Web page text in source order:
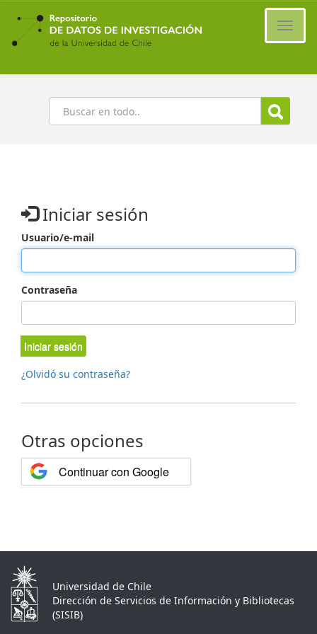
Ir
contenido
principal
Buscar
Iniciar sesión
Usuario/e-mail
Contraseña
Iniciar sesión
¿Olvidó su contraseña?
Otras opciones
Continuar con Google
Universidad de Chile
Dirección de Servicios de Información y Bibliotecas
(SISIB)